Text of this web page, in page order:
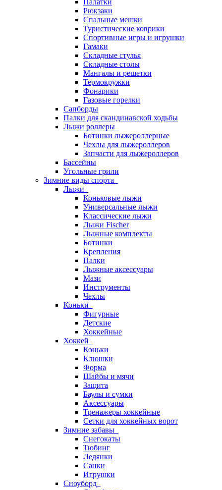
Палатки
Рюкзаки
Спальные мешки
Туристические коврики
Спортивные игры и игрушки
Гамаки
Складные стулья
Складные столы
Мангалы и решетки
Термокружки
Фонарики
Газовые горелки
Сапборды
Палки для скандинавской ходьбы
Лыжи роллеры
Ботинки лыжероллерные
Чехлы для лыжероллеров
Запчасти для лыжероллеров
Бассейны
Угольные грили
Зимние виды спорта
Лыжи
Коньковые лыжи
Универсальные лыжи
Классические лыжи
Лыжи Fischer
Лыжные комплекты
Ботинки
Крепления
Палки
Лыжные аксессуары
Мази
Инструменты
Чехлы
Коньки
Фигурные
Детские
Хоккейные
Хоккей
Коньки
Клюшки
Форма
Шайбы и мячи
Защита
Баулы и сумки
Аксессуары
Тренажеры хоккейные
Сетки для хоккейных ворот
Зимние забавы
Снегокаты
Тюбинг
Ледянки
Санки
Игрушки
Сноуборд